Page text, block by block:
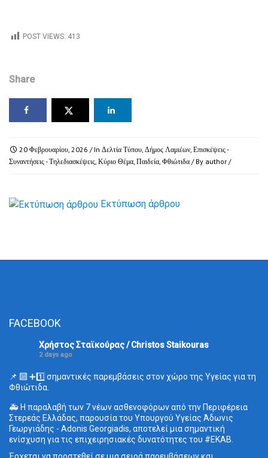
POST VIEWS: 413
Share
20 Φεβρουαρίου, 2026 / In Δελτία Τύπου, Δήμος Λαμιέων, Επισκέψεις -
Συναντήσεις - Τηλεδιασκέψεις, Κύριο Θέμα, Παιδεία, Φθιώτιδα / By author /
Εκτύπωση άρθρου
FACEBOOK
Χρήστος Σταϊκούρας / Christos Staikouras
2 days ago
📌 🔟 ➕1️⃣ σημαντικές παρεμβάσεις στον χώρο της Υγείας για τη
Φθιώτιδα.
🚑 Η παραλαβή των 7 νέων ασθενοφόρων από την Περιφέρεια
Στερεάς Ελλάδας, παρουσία του Υπουργού Υγείας Άδωνις
Γεωργιάδης - Adonis Georgiadis, αποτελεί μια σημαντική
ενίσχυση για τις επιχειρησιακές δυνατότητες του #ΕΚΑΒ.